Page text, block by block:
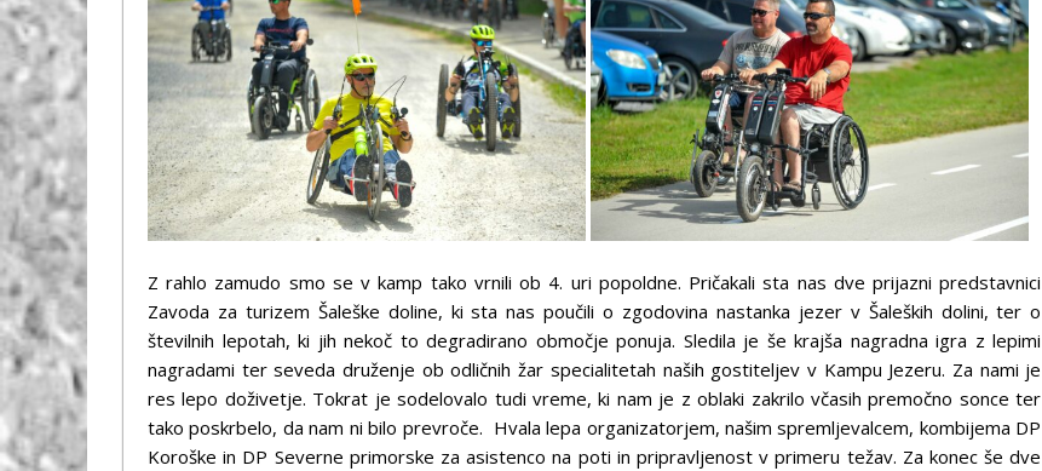
Z rahlo zamudo smo se v kamp tako vrnili ob 4. uri popoldne. Pričakali sta nas dve prijazni predstavnici
Zavoda za turizem Šaleške doline, ki sta nas poučili o zgodovina nastanka jezer v Šaleških dolini, ter o
številnih lepotah, ki jih nekoč to degradirano območje ponuja. Sledila je še krajša nagradna igra z lepimi
nagradami ter seveda druženje ob odličnih žar specialitetah naših gostiteljev v Kampu Jezeru. Za nami je
res lepo doživetje. Tokrat je sodelovalo tudi vreme, ki nam je z oblaki zakrilo včasih premočno sonce ter
tako poskrbelo, da nam ni bilo prevroče. Hvala lepa organizatorjem, našim spremljevalcem, kombijema DP
Koroške in DP Severne primorske za asistenco na poti in pripravljenost v primeru težav. Za konec še dve